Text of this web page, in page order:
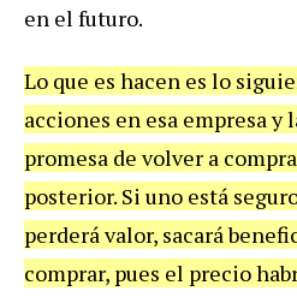
en el futuro.
Lo que es hacen es lo
acciones en esa empresa y
promesa de volver a
posterior. Si uno está
perderá valor, sacará
comprar, pues el precio